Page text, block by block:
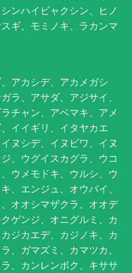
ンハイビャクシン、ヒノ
ギ、モミノキ、ラカンマ
アカシデ、アカメガシ
ラ、アサダ、アジサイ、
チャン、アベマキ、アメ
イイギリ、イタヤカエ
ヌシデ、イヌビワ、イヌ
、ウグイスカグラ、ウコ
ウメモドキ、ウルシ、ウ
、エンジュ、オウバイ、
オオシマザクラ、オオデ
ゲンジ、オニグルミ、カ
ジカエデ、カジノキ、カ
、ガマズミ、カマツカ、
、カンレンボク、キササ